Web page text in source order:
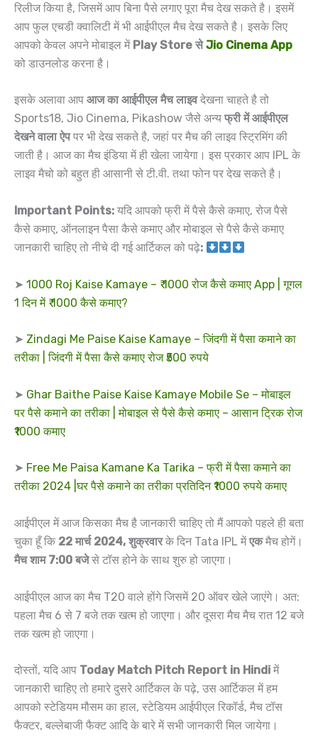
रिलीज किया है, जिसमें आप बिना पैसे लगाए पूरा मैच देख सकते है। इसमें
आप फुल एचडी क्वालिटी में भी आईपीएल मैच देख सकते है। इसके लिए
आपको केवल अपने मोबाइल में Play Store सेJio Cinema App
को डाउनलोड करना है।
इसके अलावा आप आज का आईपीएल मैच लाइवदेखना चाहते है तो
Sports18, Jio Cinema, Pikashow जैसे अन्य फ्री में आईपीएल
देखने वाला ऐपपर भी देख सकते है, जहां पर मैच की लाइव स्ट्रिमिंग की
जाती है। आज का मैच इंडिया में ही खेला जायेगा। इस प्रकार आप IPL के
लाइव मैचो को बहुत ही आसानी से टी.वी. तथा फोन पर देख सकते है।
Important Points: यदि आपको फ्री में पैसे कैसे कमाए, रोज पैसे
कैसे कमाए, ऑनलाइन पैसा कैसे कमाए और मोबाइल से पैसे कैसे कमाए
जानकारी चाहिए तो नीचे दी गई आर्टिकल को पढ़े:
➤ 1000 Roj Kaise Kamaye – ₹ 1000 रोज कैसे कमाए App | गूगल
1 दिन में ₹ 1000 कैसे कमाए?
➤ Zindagi Me Paise Kaise Kamaye – जिंदगी में पैसा कमाने का
तरीका | जिंदगी में पैसा कैसे कमाए रोज ₹500 रुपये
➤ Ghar Baithe Paise Kaise Kamaye Mobile Se – मोबाइल
पर पैसे कमाने का तरीका | मोबाइल से पैसे कैसे कमाए – आसान ट्रिक रोज
₹1000 कमाए
➤ Free Me Paisa Kamane Ka Tarika – फ्री में पैसा कमाने का
तरीका 2024 |घर पैसे कमाने का तरीका प्रतिदिन ₹1000 रुपये कमाए
आईपीएल में आज किसका मैच है जानकारी चाहिए तो मैं आपको पहले ही बता
चुका हूँ कि 22 मार्च 2024, शुक्रवारके दिन Tata IPL मेंएकमैच होगें।
मैच शाम 7:00 बजेसे टॉस होने के साथ शुरु हो जाएगा।
आईपीएल आज का मैच T20 वाले होंगे जिसमें 20 ऑवर खेले जाएंगे। अत:
पहला मैच 6 से 7 बजे तक खत्म हो जाएगा। और दूसरा मैच मैच रात 12 बजे
तक खत्म हो जाएगा।
दोस्तों, यदि आप Today Match Pitch Report in Hindi में
जानकारी चाहिए तो हमारे दुसरे आर्टिकल के पढ़े, उस आर्टिकल में हम
आपको स्टेडियम मौसम का हाल, स्टेडियम आईपीएल रिकॉर्ड, मैच टॉस
फैक्टर, बल्लेबाजी फैक्‍ट आदि के बारे में सभी जानकारी मिल जायेगा।